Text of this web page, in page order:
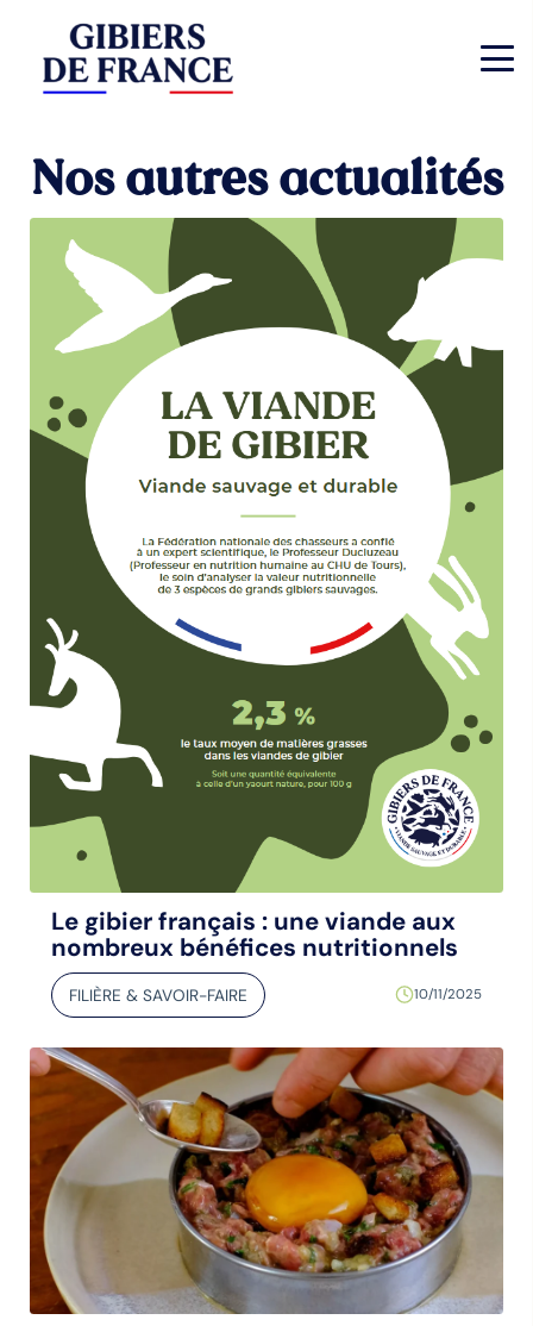
Nos autres actualités
Le gibier français : une viande aux
nombreux bénéfices nutritionnels
FILIÈRE & SAVOIR-FAIRE 10/11/2025